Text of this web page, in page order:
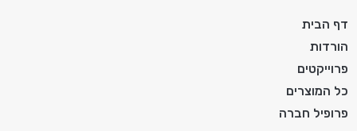
דף הבית
הורדות
פרוייקטים
כל המוצרים
פרופיל חברה